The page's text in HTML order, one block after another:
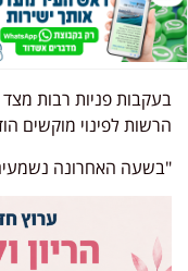
בעקבות פניות רבות
הרשות לפינוי מוקשים
"בשעה האחרונה